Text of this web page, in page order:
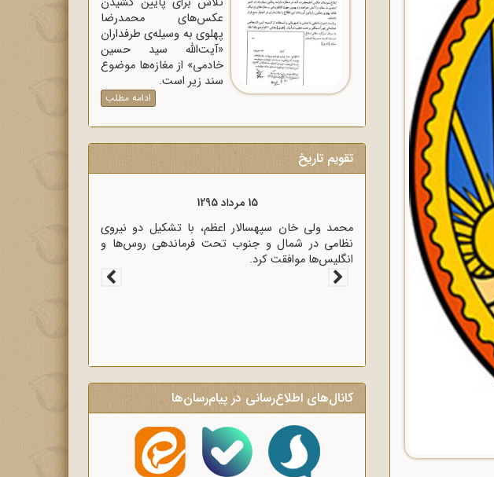
عکس‌های محمدرضا
پهلوی به وسیله‌ی طرفداران
«آیت‌الله سید حسین
خادمی» از مغازه‌ها موضوع
سند زیر است.
ادامه مطلب
تقویم تاریخ
15 مرداد 1320
وزیر خارجه انگلیس آنتونی ایدن حضور متخصصان
آلمانی در ایران را خطر بزرگی برای لندن دانست.
کانال‌های اطلاع‌رسانی در پیام‌رسان‌ها